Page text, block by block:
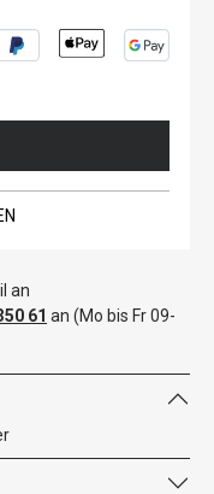
an
61 an (Mo bis Fr 09-